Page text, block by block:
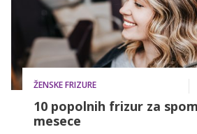
ŽENSKE FRIZURE
10 popolnih frizur za
mesece